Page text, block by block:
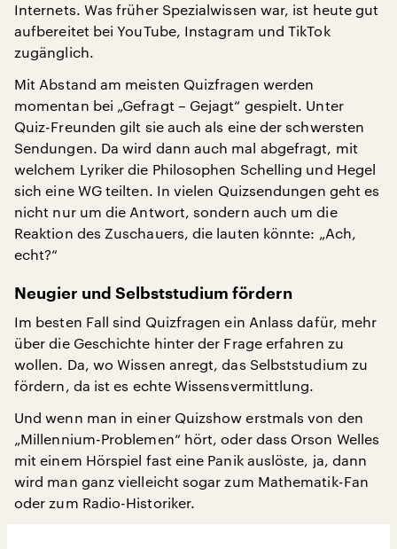
Internets. Was früher Spezialwissen war, ist heute gut
aufbereitet bei YouTube, Instagram und TikTok
zugänglich.
Mit Abstand am meisten Quizfragen werden
momentan bei „Gefragt – Gejagt“ gespielt. Unter
Quiz-Freunden gilt sie auch als eine der schwersten
Sendungen. Da wird dann auch mal abgefragt, mit
welchem Lyriker die Philosophen Schelling und Hegel
sich eine WG teilten. In vielen Quizsendungen geht es
nicht nur um die Antwort, sondern auch um die
Reaktion des Zuschauers, die lauten könnte: „Ach,
echt?“
Neugier und Selbststudium fördern
Im besten Fall sind Quizfragen ein Anlass dafür, mehr
über die Geschichte hinter der Frage erfahren zu
wollen. Da, wo Wissen anregt, das Selbststudium zu
fördern, da ist es echte Wissensvermittlung.
Und wenn man in einer Quizshow erstmals von den
„Millennium-Problemen“ hört, oder dass Orson Welles
mit einem Hörspiel fast eine Panik auslöste, ja, dann
wird man ganz vielleicht sogar zum Mathematik-Fan
oder zum Radio-Historiker.